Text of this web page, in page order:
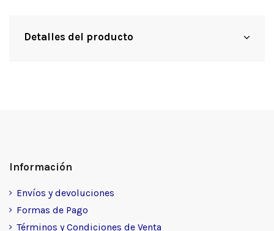
Detalles del producto
Información
Envíos y devoluciones
Formas de Pago
Términos y Condiciones de Venta